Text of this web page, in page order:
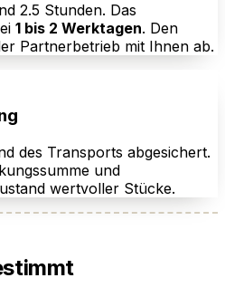
2.5 Stunden. Das
1 bis 2 Werktagen. Den
Partnerbetrieb mit Ihnen ab.
des Transports abgesichert.
und
wertvoller Stücke.